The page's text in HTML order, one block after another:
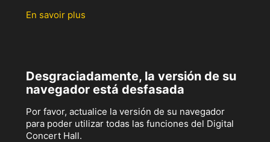
En savoir plus
Desgraciadamente, la versión de su
navegador está desfasada
Por favor, actualice la versión de su navegador
para poder utilizar todas las funciones del Digital
Concert Hall.